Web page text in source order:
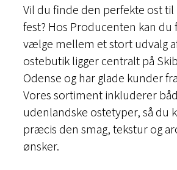
Vil du finde den perfekte ost
fest? Hos Producenten kan
vælge mellem et stort udvalg
ostebutik ligger centralt på
Odense og har glade kunder
Vores sortiment inkluderer
udenlandske ostetyper, så du
præcis den smag, tekstur og
ønsker.